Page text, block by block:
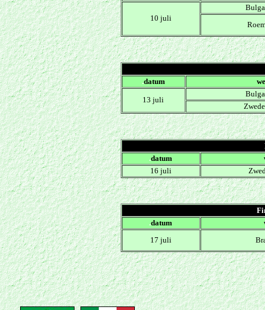
10 juli
.datum
13 juli
.datum
16 juli
.datum
17 juli